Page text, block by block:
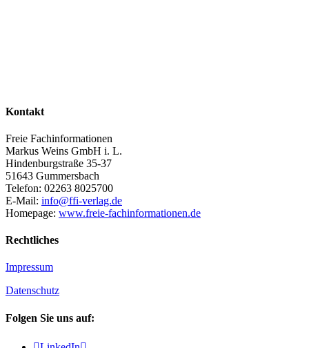
Kontakt
Freie Fachinformationen
Markus Weins GmbH i. L.
Hindenburgstraße 35-37
51643 Gummersbach
Telefon: 02263 8025700
E-Mail: info@ffi-verlag.de
Homepage: www.freie-fachinformationen.de
Rechtliches
Impressum
Datenschutz
Folgen Sie uns auf: